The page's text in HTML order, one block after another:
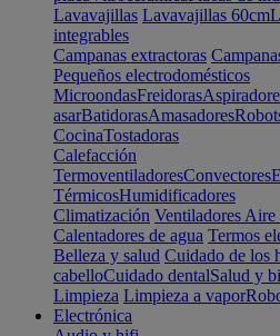
Lavavajillas Lavavajillas 60cm
integrables
Campanas extractoras
Pequeños electrodomésticos
MicroondasFreidoras
asarBatidorasAmasadores
CocinaTostadoras
Calefacción
TermoventiladoresConvectores
TérmicosHumidificadores
Climatización Ventiladores Aire
Calentadores de agua Termos
Belleza y salud Cuidado de los
cabelloCuidado dentalSalud y
Limpieza Limpieza a vapor
Electrónica